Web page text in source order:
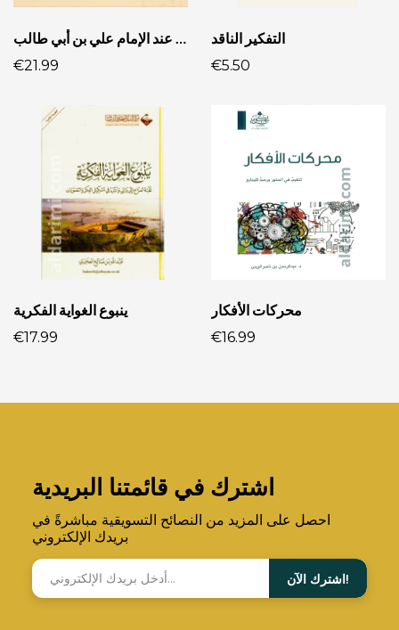
الفقه السياسي عند الإمام علي بن أبي طالب
€21.99
التفكير الناقد
€5.50
ينبوع الغواية الفكرية
€17.99
محركات الأفكار
€16.99
اشترك في قائمتنا البريدية
احصل على المزيد من النصائح التسويقية مباشرةً في
بريدك الإلكتروني
اشترك الآن!